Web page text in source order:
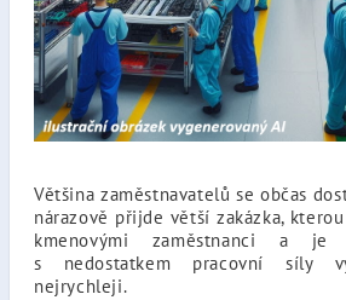
Většina zaměstnavatelů se občas
nárazově přijde větší zakázka,
kmenovými zaměstnanci a je
s nedostatkem pracovní síly
nejrychleji.